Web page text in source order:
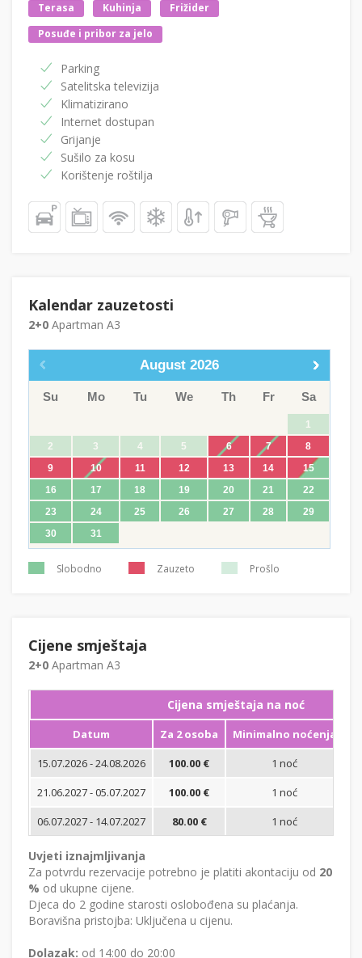
Terasa Kuhinja
Frižider
Posuđe i pribor za jelo
Parking
Satelitska televizija
Klimatizirano
Internet dostupan
Grijanje
Sušilo za kosu
Korištenje roštilja
Kalendar zauzetosti
2+0 Apartman A3
August 2026
Su Mo Tu We Th Fr Sa
1
2
3 4 5 6 7
8
9
10 11 12 13 14
15
16
17 18 19 20 21
22
23
24 25 26 27 28
29
30
31
Slobodno Zauzeto Prošlo
Cijene smještaja
2+0 Apartman A3
Cijena smještaja na noć
Datum Za 2 osoba
Minimalno noćenja
15.07.2026 - 24.08.2026
100.00 € 1 noć
21.06.2027 - 05.07.2027
100.00 € 1 noć
06.07.2027 - 14.07.2027
80.00 € 1 noć
Uvjeti iznajmljivanja
Za potvrdu rezervacije potrebno je platiti akontaciju od 20
% od ukupne cijene.
Djeca do 2 godine starosti oslobođena su plaćanja.
Boravišna pristojba: Uključena u cijenu.
Dolazak: od 14:00 do 20:00